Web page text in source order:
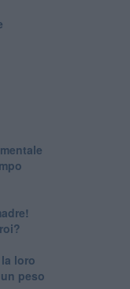
loro
peso